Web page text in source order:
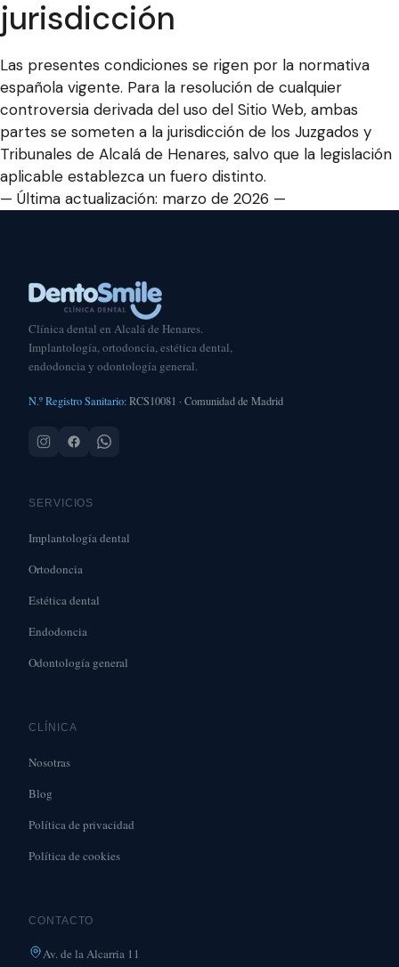
jurisdicción
Las presentes condiciones se rigen por la normativa
española vigente. Para la resolución de cualquier
controversia derivada del uso del Sitio Web, ambas
partes se someten a la jurisdicción de los Juzgados y
Tribunales de Alcalá de Henares, salvo que la legislación
aplicable establezca un fuero distinto.
— Última actualización: marzo de 2026 —
Clínica dental en Alcalá de Henares.
Implantología, ortodoncia, estética dental,
endodoncia y odontología general.
N.º Registro Sanitario:RCS10081 · Comunidad de Madrid
SERVICIOS
Implantología dental
Ortodoncia
Estética dental
Endodoncia
Odontología general
CLÍNICA
Nosotras
Blog
Política de privacidad
Política de cookies
CONTACTO
Av. de la Alcarria 11